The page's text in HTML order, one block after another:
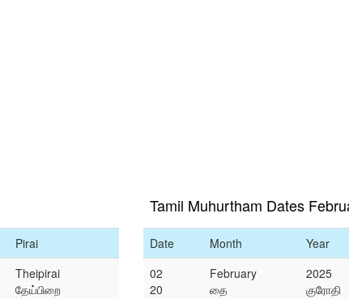
Pirai
Theipirai
தேய்பிறை
Tamil Muhurtham Dates
Date Month Year
02
20
February
தை
2025
குரோதி